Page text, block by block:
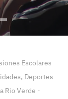
Granada
Curso Malaga
fin de curso a
Viajes Fin de
Escolares
Deportes
Rio Verde -